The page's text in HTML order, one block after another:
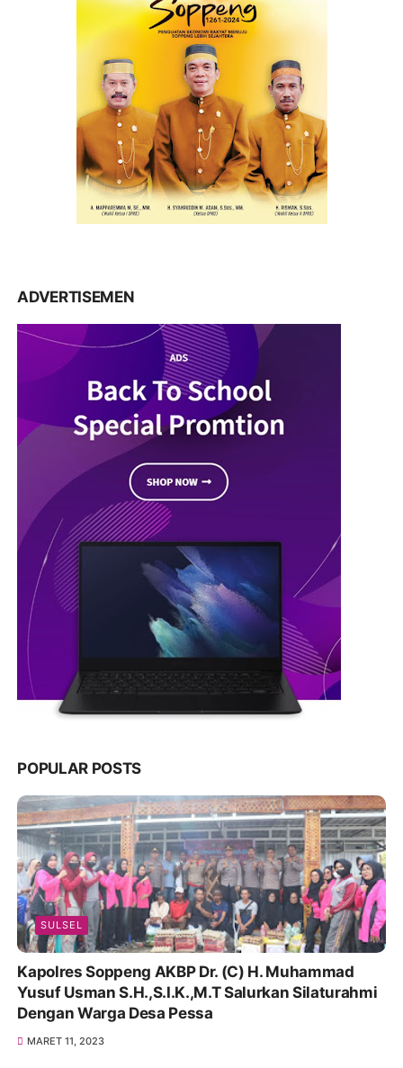
ADVERTISEMEN
POPULAR POSTS
SULSEL
Kapolres Soppeng AKBP Dr. (C) H. Muhammad
Yusuf Usman S.H.,S.I.K.,M.T Salurkan Silaturahmi
Dengan Warga Desa Pessa
MARET 11, 2023